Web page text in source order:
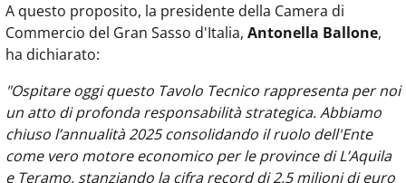
A questo proposito, la presidente della Camera di
Commercio del Gran Sasso d'Italia, Antonella Ballone,
ha dichiarato:
"Ospitare oggi questo Tavolo Tecnico rappresenta per noi
un atto di profonda responsabilità strategica. Abbiamo
chiuso l’annualità 2025 consolidando il ruolo dell'Ente
come vero motore economico per le province di L’Aquila
e Teramo, stanziando la cifra record di 2,5 milioni di euro